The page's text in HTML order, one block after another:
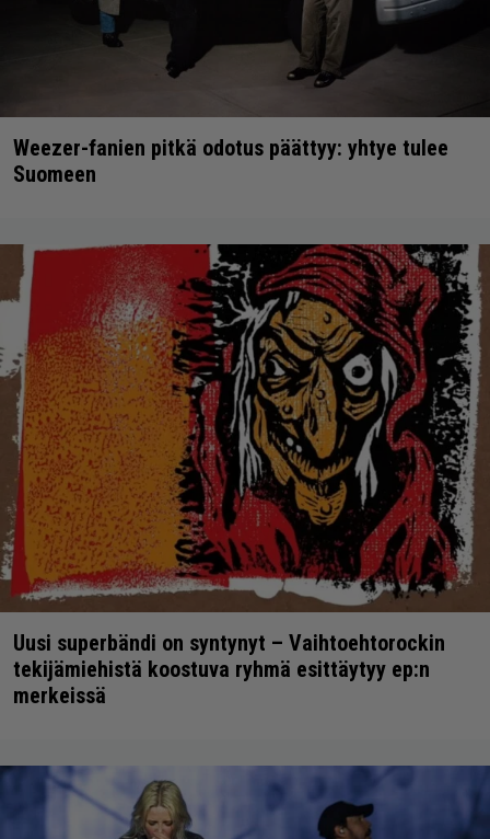
Weezer-fanien pitkä odotus päättyy: yhtye tulee
Suomeen
Uusi superbändi on syntynyt – Vaihtoehtorockin
tekijämiehistä koostuva ryhmä esittäytyy ep:n
merkeissä